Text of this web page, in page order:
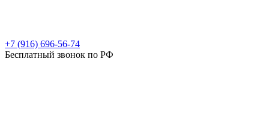
+7 (916) 696-56-74
Бесплатный звонок по РФ